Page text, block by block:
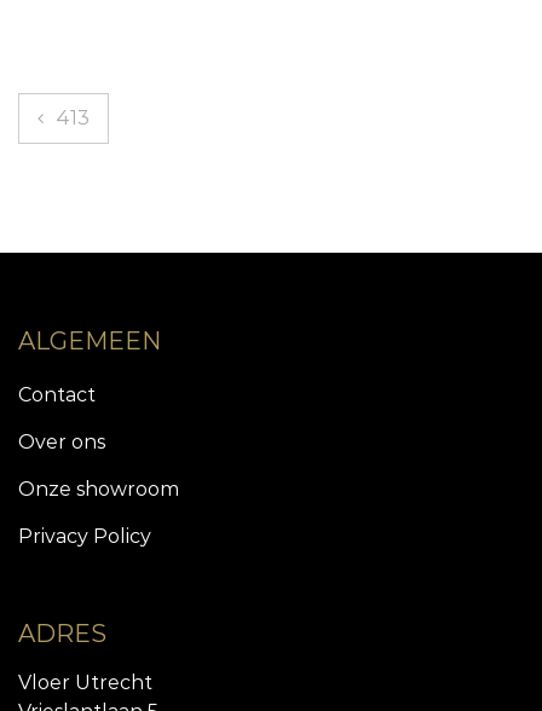
Bericht
navigatie
413
ALGEMEEN
Contact
Over ons
Onze showroom
Privacy Policy
ADRES
Vloer Utrecht